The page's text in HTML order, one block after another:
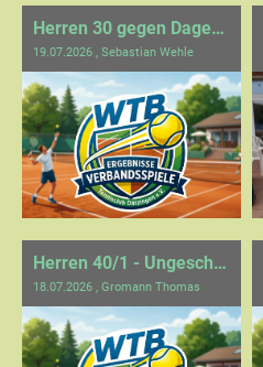
Herren 30 gegen Dagersheim
19.07.2026 , Sebastian Wehle
Herren 40/1 - Ungeschlagen Meister
18.07.2026 , Gromann Thomas